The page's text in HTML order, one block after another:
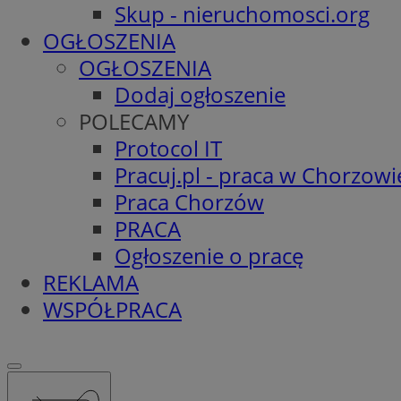
Skup - nieruchomosci.org
OGŁOSZENIA
OGŁOSZENIA
Dodaj ogłoszenie
POLECAMY
Protocol IT
Pracuj.pl - praca w
Praca Chorzów
PRACA
Ogłoszenie o pracę
REKLAMA
WSPÓŁPRACA